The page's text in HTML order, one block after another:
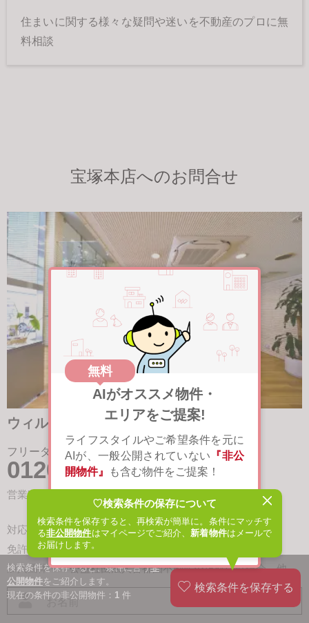
♡検索条件の保存について
検索条件を保存すると、再検索が簡単に。条件にマッチす
る非公開物件はマイページでご紹介、新着物件はメールで
お届けします。
検索条件を保存すると、条件に合う非
公開物件をご紹介します。
現在の条件の非公開物件： 1 件
無料
AIがオススメ物件・
エリアをご提案!
ライフスタイルやご希望条件を元に
AIが、一般公開されていない 『非公
開物件』
も含む物件をご提案！
閉じる 詳しく見る
住まいに関する様々な疑問や迷いを不動産のプロに無
料相談
宝塚本店へのお問合せ
ウィル不動産販売 宝塚本店 詳細
フリーダイヤル
0120-491-930
営業時間
※年末年始除く
対応エリア
関西・名古屋・東京
詳細
免許番号
国土交通大臣 （5）第6447号
加入団体
公益社団法人首都圏不動産公正取引協議会他